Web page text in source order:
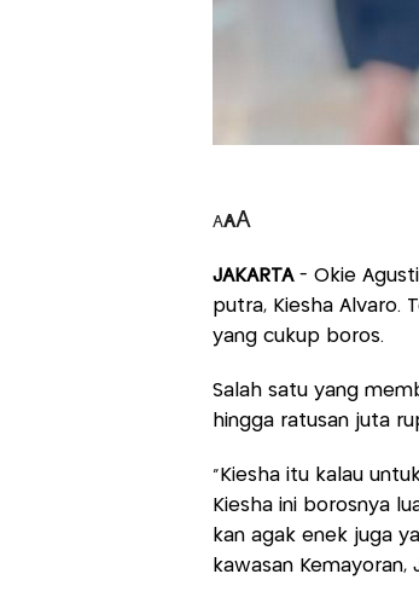
AAA
JAKARTA- Okie
putra, Kiesha Alvaro.
yang cukup boros.
Salah satu yang
hingga ratusan juta
"Kiesha itu kalau
Kiesha ini borosnya
kan agak enek juga
kawasan Kemayoran,